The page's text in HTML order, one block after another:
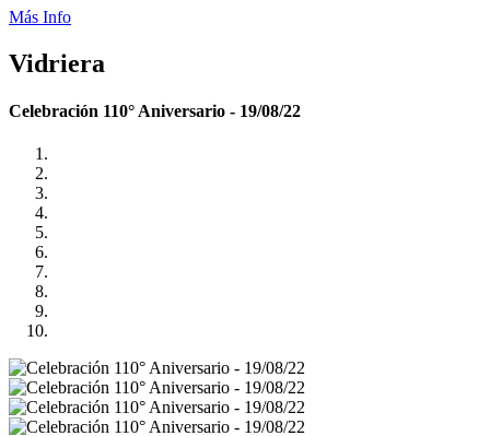
Más Info
Vidriera
Celebración 110° Aniversario - 19/08/22